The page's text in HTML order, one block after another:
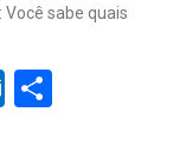
sabe quais